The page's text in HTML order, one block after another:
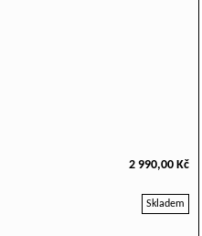
2 990,00 Kč
Skladem